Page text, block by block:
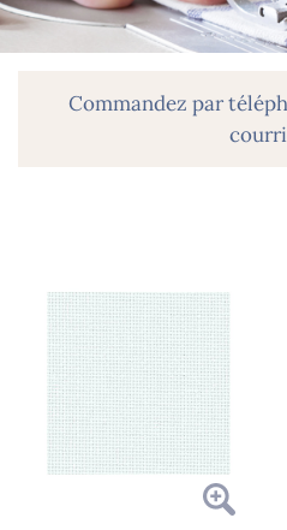
Commandez par